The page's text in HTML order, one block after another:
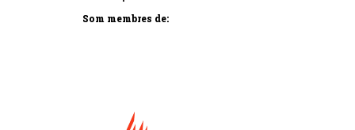
Som membres de: